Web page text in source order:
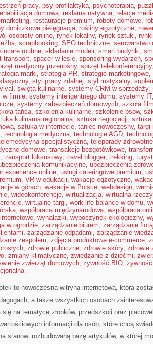
pracy, psy profilaktyka, psychoterapia,
domowa, reklama natywna, relacje
, restauracje premium, roboty domowe,
doniczkowe pielęgnacja, rośliny egzotyczne,
osobisty online, rynek lokalny, rynek sztuki,
, scrapbooking, SEO techniczne, serowarstwo
routine, składanie modeli, smart budynki,
transport, spacer w lesie, sponsoring wydarzeń,
medyczny przenośny, sprzęt telekonferencyjny
marki, strategia PR, strategie marketingowe,
, styl pracy zdalnej, styl rustykalny,
, święta kulinarne, systemy CRM w sprzedaży,
w firmie, systemy inteligentnego domu, systemy IT
, systemy zabezpieczeń domowych, szkoła
tańca, szkolenia kulinarne, szkolenie psów,
kulinarna regionalna, sztuka negocjacji, sztuka
, sztuka w internecie, taniec nowoczesny, targi
, technologia medyczna, technologie AGD,
specjalistyczna, teleporady zdrowotne
domowe, transakcje bezgotówkowe,
, transport luksusowy, travel blogger, trekking,
komunikacyjne, ubezpieczenia
experience online, usługi cateringowe premium,
, VR w edukacji, wakacje egzotyczne,
w górach, wakacje w Polsce, webdesign,
, wideokonferencje, wirtualizacja, wirtualna
, wirtualne targi, work-life balance w domu,
, współpraca międzynarodowa, współpraca
, wynalazki, wypoczynek ekologiczny,
w ogrodzie, zarządzanie biurem, zarządzanie flotą
, zarządzanie odpadami, zarządzanie
zespołem, zdjęcia produktowe e-commerce,
, zdrowie publiczne, zdrowie skóry, zdrowie
, zmiany klimatyczne, zwiedzanie z dziećmi,
zwierząt domowych, żywność BIO,
to nowoczesna witryna internetowa, która
a także wszystkich osobach
się na tematyce żłobków, przedszkoli oraz
informacji dla osób, które chcą
stanowi rozbudowaną bazę artykułów, w której